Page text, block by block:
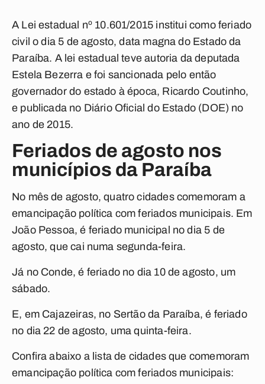
A Lei estadual nº 10.601/2015 institui como feriado
civil o dia 5 de agosto, data magna do Estado da
Paraíba. A lei estadual teve autoria da deputada
Estela Bezerra e foi sancionada pelo então
governador do estado à época, Ricardo Coutinho,
e publicada no Diário Oficial do Estado (DOE) no
ano de 2015.
Feriados de agosto nos
municípios da Paraíba
No mês de agosto, quatro cidades comemoram a
emancipação política com feriados municipais. Em
João Pessoa, é feriado municipal no dia 5 de
agosto, que cai numa segunda-feira.
Já no Conde, é feriado no dia 10 de agosto, um
sábado.
E, em Cajazeiras, no Sertão da Paraíba, é feriado
no dia 22 de agosto, uma quinta-feira.
Confira abaixo a lista de cidades que comemoram
emancipação política com feriados municipais: